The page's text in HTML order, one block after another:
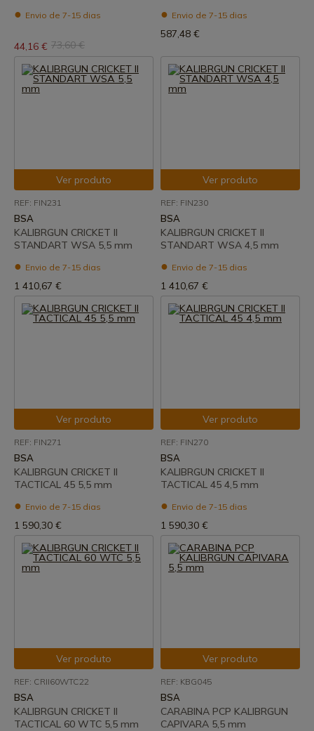
Envio de 7-15 dias
44,16 € 73,60 €
Envio de 7-15 dias
587,48 €
Ver produto
REF: FIN231
BSA
KALIBRGUN CRICKET II
STANDART WSA 5,5 mm
Envio de 7-15 dias
1 410,67 €
Ver produto
REF: FIN230
BSA
KALIBRGUN CRICKET II
STANDART WSA 4,5 mm
Envio de 7-15 dias
1 410,67 €
Ver produto
REF: FIN271
BSA
KALIBRGUN CRICKET II
TACTICAL 45 5,5 mm
Envio de 7-15 dias
1 590,30 €
Ver produto
REF: FIN270
BSA
KALIBRGUN CRICKET II
TACTICAL 45 4,5 mm
Envio de 7-15 dias
1 590,30 €
Ver produto
REF: CRII60WTC22
BSA
KALIBRGUN CRICKET II
TACTICAL 60 WTC 5,5 mm
Ver produto
REF: KBG045
BSA
CARABINA PCP KALIBRGUN
CAPIVARA 5,5 mm